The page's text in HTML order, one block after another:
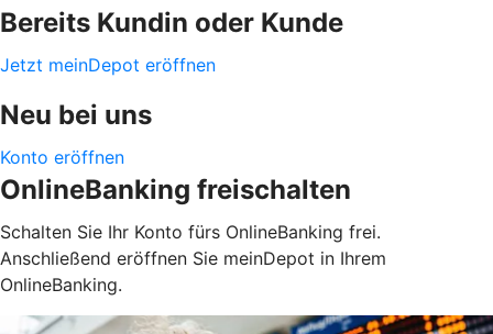
Bereits Kundin oder Kunde
Jetzt meinDepot eröffnen
Neu bei uns
Konto eröffnen
OnlineBanking freischalten
Schalten Sie Ihr Konto fürs OnlineBanking frei.
Anschließend eröffnen Sie meinDepot in Ihrem
OnlineBanking.